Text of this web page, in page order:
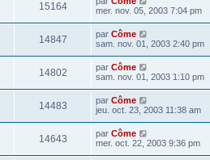
15164
mer. nov. 05, 2003 7:04 pm
14847 par Côme
sam. nov. 01, 2003 2:40 pm
14802 par Côme
sam. nov. 01, 2003 1:10 pm
14483 par Côme
jeu. oct. 23, 2003 11:38 am
14643 par Côme
mer. oct. 22, 2003 9:36 pm